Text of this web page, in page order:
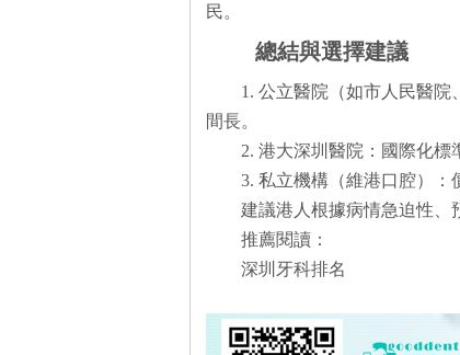
民。
總結與選擇建議
1. 公立醫院（如市人民醫
間長。
2. 港大深圳醫院：國際化
3. 私立機構（維港口腔）：
建議港人根據病情急迫性、
推薦閱讀：
深圳牙科排名